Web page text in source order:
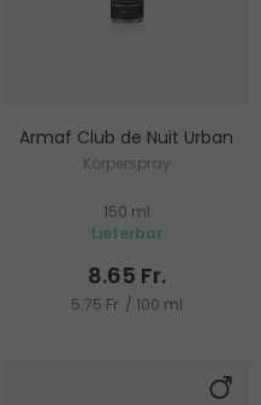
Armaf Club de Nuit Urban
Körperspray
150 ml
Lieferbar
8.65 Fr.
5.75 Fr. / 100 ml